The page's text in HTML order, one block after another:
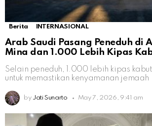
Berita INTERNASIONAL
Arab Saudi Pasang Peneduh di
Mina dan 1.000 Lebih Kipas
Selain peneduh, 1.000 lebih kipas
untuk memastikan kenyamanan jemaah
by Jati Sunarto May 7, 2026, 9:41 am